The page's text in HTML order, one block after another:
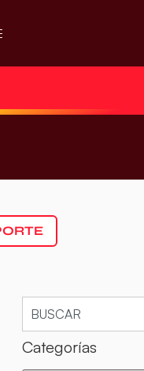
Categorías